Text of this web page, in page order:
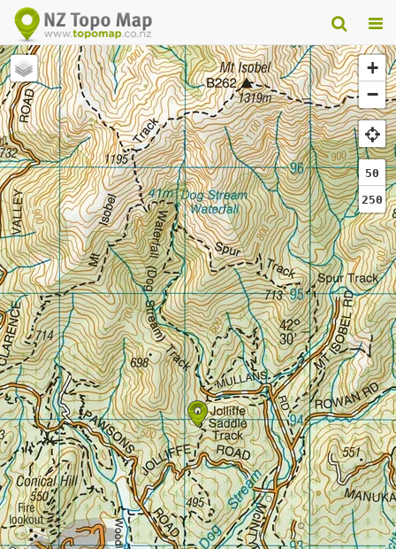
+
−
50
250